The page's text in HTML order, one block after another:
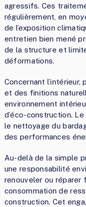
agressifs. Ces
régulièrement, en
de l’exposition
entretien bien mené
de la structure et
déformations.
Concernant
et des finitions
environnement
d’éco-construction.
le nettoyage du
des performances
Au-delà de la simple
une responsabilité
renouveler ou réparer
consommation de
construction. Cet